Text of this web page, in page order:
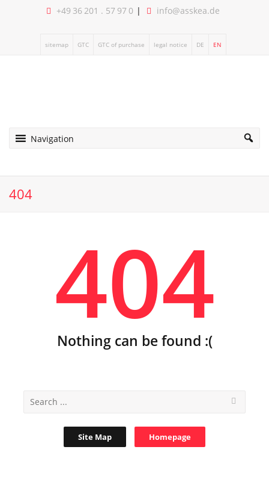
+49 36 201 . 57 97 0 info@asskea.de
sitemap GTC GTC of purchase legal notice DE EN
Navigation
404
404
Nothing can be found :(
Site Map Homepage